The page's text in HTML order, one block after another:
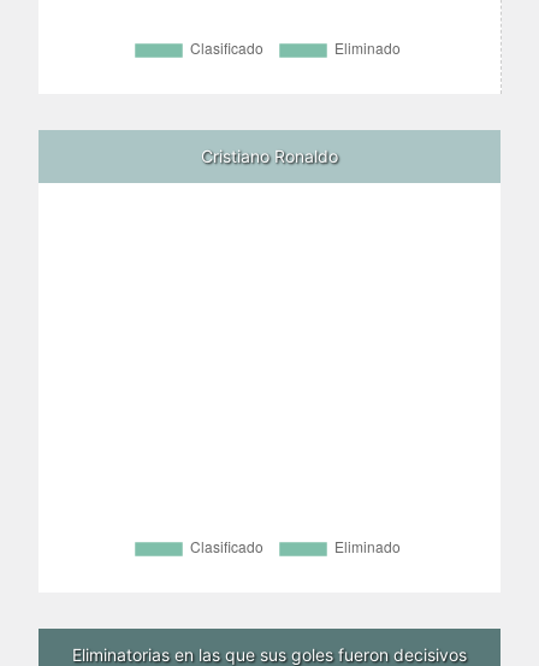
Cristiano Ronaldo
Eliminatorias en las que sus goles fueron decisivos